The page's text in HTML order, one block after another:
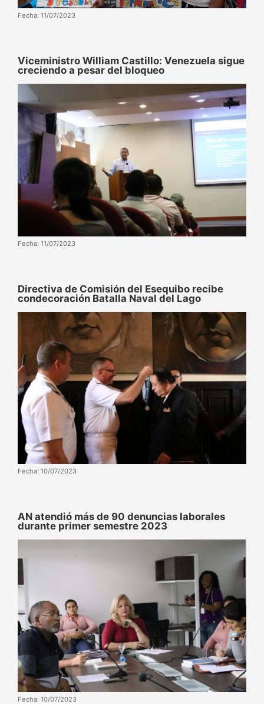
Fecha: 11/07/2023
Viceministro William Castillo: Venezuela sigue
creciendo a pesar del bloqueo
Fecha: 11/07/2023
Directiva de Comisión del Esequibo recibe
condecoración Batalla Naval del Lago
Fecha: 10/07/2023
AN atendió más de 90 denuncias laborales
durante primer semestre 2023
Fecha: 10/07/2023